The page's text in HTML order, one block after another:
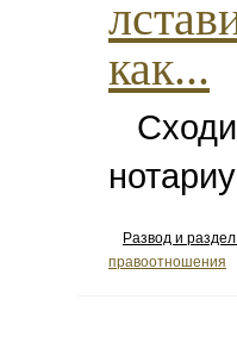
как...
Развод и
правоотношения